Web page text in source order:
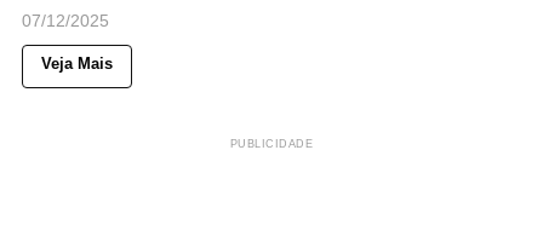
07/12/2025
Veja Mais
PUBLICIDADE